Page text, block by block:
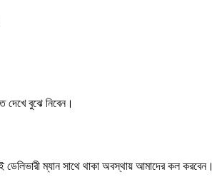
দেখে বুঝে নিবেন।
ম্যান সাথে থাকা অবস্থায় আমাদের কল করবেন।